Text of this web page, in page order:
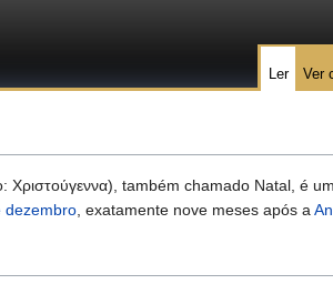
Χριστούγεννα), também chamado Natal, é
dezembro, exatamente nove meses após a
Ler Ver